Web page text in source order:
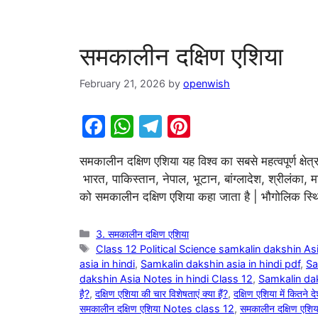
समकालीन दक्षिण एशिया
February 21, 2026 by openwish
F
a
c
e
o
o
k
W
h
at
s
p
p
T
el
e
gr
m
nt
er
e
समकालीन दक्षिण एशिया यह विश्व का सबसे महत्वपूर्ण
भारत, पाकिस्तान, नेपाल, भूटान, बांग्लादेश, श्रीलंका,
को समकालीन दक्षिण एशिया कहा जाता है | भौगोलिक
Categories
3. समकालीन दक्षिण एशिया
Tags
Class 12 Political Science samkalin dakshin
asia in hindi, Samkalin dakshin asia in hindi pdf,
dakshin Asia Notes in hindi Class 12, Samkalin
है?, दक्षिण एशिया की चार विशेषताएं क्या हैं?, दक्षिण एशिया में कितने
समकालीन दक्षिण एशिया Notes class 12, समकालीन दक्षिण